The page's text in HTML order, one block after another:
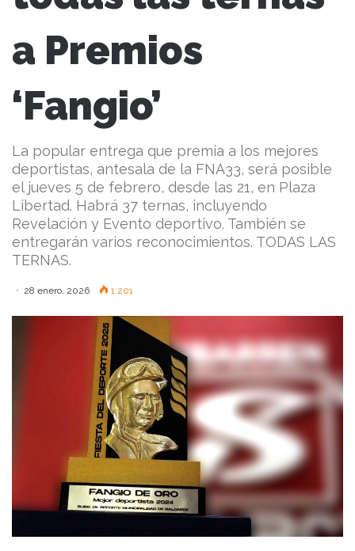
a Premios
‘Fangio’
La popular entrega que premia a los mejores
deportistas, antesala de la FNA33, será posible
el jueves 5 de febrero, desde las 21, en Plaza
Libertad. Habrá 37 ternas, incluyendo
Revelación y Evento deportivo. También se
entregarán varios reconocimientos. TODAS LAS
TERNAS.
28 enero, 2026 1.201